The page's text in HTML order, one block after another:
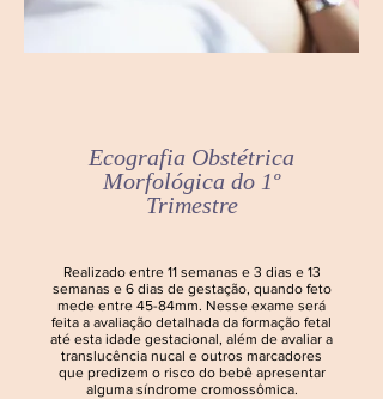
Ecografia Obstétrica
Morfológica do 1º
Trimestre
Realizado entre 11 semanas e 3 dias e 13
semanas e 6 dias de gestação, quando feto
mede entre 45-84mm. Nesse exame será
feita a avaliação detalhada da formação fetal
até esta idade gestacional, além de avaliar a
translucência nucal e outros marcadores
que predizem o risco do bebê apresentar
alguma síndrome cromossômica.